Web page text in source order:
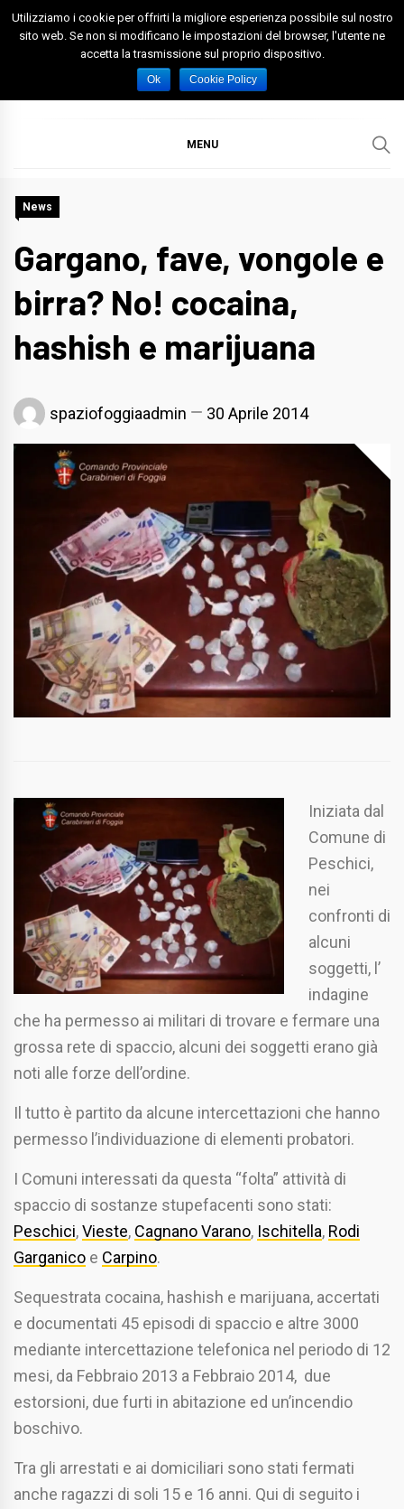
Skip
Spazio Foggia
Foggia News Calcio Eventi e Attività nella Capitanata
MENU
News
Gargano, fave, vongole e
birra? No! cocaina,
hashish e marijuana
spaziofoggiaadmin 30 Aprile 2014
Iniziata dal
Comune di
Peschici,
nei
confronti di
alcuni
soggetti, l’
indagine
che ha permesso ai militari di trovare e fermare una
grossa rete di spaccio, alcuni dei soggetti erano già
noti alle forze dell’ordine.
Il tutto è partito da alcune intercettazioni che hanno
permesso l’individuazione di elementi probatori.
I Comuni interessati da questa “folta” attività di
spaccio di sostanze stupefacenti sono stati:
Peschici,Vieste, Cagnano Varano, Ischitella, Rodi
Garganico e Carpino.
Sequestrata cocaina, hashish e marijuana, accertati
e documentati 45 episodi di spaccio e altre 3000
mediante intercettazione telefonica nel periodo di 12
mesi, da Febbraio 2013 a Febbraio 2014, due
estorsioni, due furti in abitazione ed un’incendio
boschivo.
Tra gli arrestati e ai domiciliari sono stati fermati
anche ragazzi di soli 15 e 16 anni. Qui di seguito i
Utilizziamo i cookie per offrirti la migliore esperienza possibile sul nostro
sito web. Se non si modificano le impostazioni del browser, l'utente ne
accetta la trasmissione sul proprio dispositivo.
Ok Cookie Policy